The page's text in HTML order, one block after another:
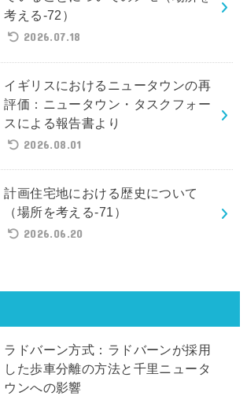
考える-72）
2026.07.18
イギリスにおけるニュータウンの再
評価：ニュータウン・タスクフォー
スによる報告書より
2026.08.01
計画住宅地における歴史について
（場所を考える-71）
2026.06.20
ラドバーン方式：ラドバーンが採用
した歩車分離の方法と千里ニュータ
ウンへの影響